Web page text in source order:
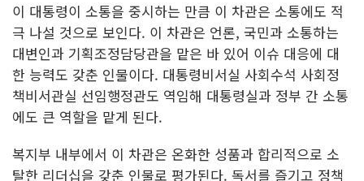
이 대통령이 소통을 중시하는 만큼 이 차관은 소통에도 적
극 나설 것으로 보인다. 이 차관은 언론, 국민과 소통하는
대변인과 기획조정담당관을 맡은 바 있어 이슈 대응에 대
한 능력도 갖춘 인물이다. 대통령비서실 사회수석 사회정
책비서관실 선임행정관도 역임해 대통령실과 정부 간 소통
에도 큰 역할을 맡게 된다.
복지부 내부에서 이 차관은 온화한 성품과 합리적으로 소
탈한 리더십을 갖춘 인물로 평가된다. 독서를 즐기고 정책